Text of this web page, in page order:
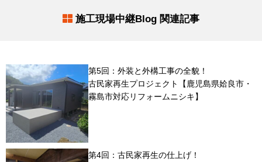
施工現場中継Blog 関連記事
第5回：外装と外構工事の全貌！
古民家再生プロジェクト【鹿児島県姶良市・
霧島市対応リフォームニシキ】
第4回：古民家再生の仕上げ！